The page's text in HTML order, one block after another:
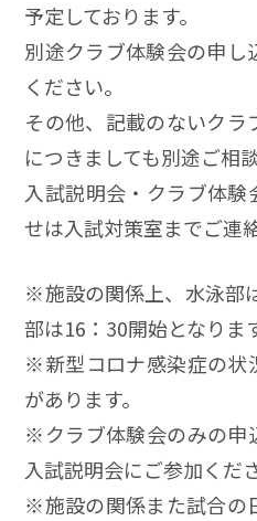
予定しております。
別途クラブ体験会の申
ください。
その他、記載のないクラ
につきましても別途ご相
入試説明会・クラブ体
せは入試対策室までご連
※施設の関係上、水泳部
部は16：30開始となりま
※新型コロナ感染症の状
があります。
※クラブ体験会のみの申
入試説明会にご参加くだ
※施設の関係また試合の